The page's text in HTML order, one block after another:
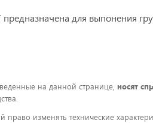
предназначена для выпонения
на данной странице, носят
право изменять технические